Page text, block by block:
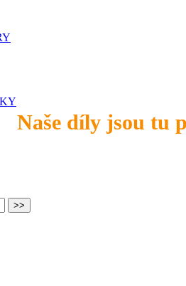
Naše díly jsou tu